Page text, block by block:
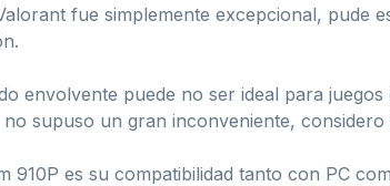
fue simplemente excepcional, pude
envolvente puede no ser ideal para
supuso un gran inconveniente,
910P es su compatibilidad tanto con PC